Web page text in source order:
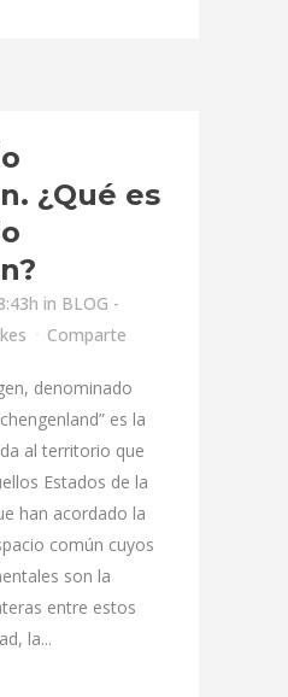
¿Qué es
in BLOG -
Comparte
denominado
es la
al territorio que
Estados de la
han acordado la
común cuyos
son la
entre estos
la...